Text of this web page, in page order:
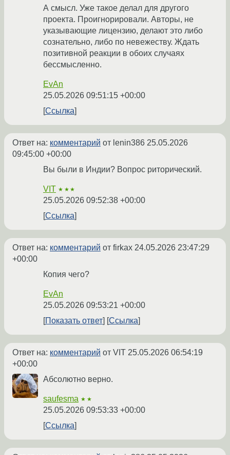
А смысл. Уже такое делал для другого
проекта. Проигнорировали. Авторы, не
указывающие лицензию, делают это либо
сознательно, либо по невежеству. Ждать
позитивной реакции в обоих случаях
бессмысленно.
EvAn
25.05.2026 09:51:15 +00:00
Ссылка
Ответ на: комментарий от lenin386 25.05.2026
09:45:00 +00:00
Вы были в Индии? Вопрос риторический.
VIT ★★★
25.05.2026 09:52:38 +00:00
Ссылка
Ответ на: комментарий от firkax 24.05.2026 23:47:29
+00:00
Копия чего?
EvAn
25.05.2026 09:53:21 +00:00
Показать ответ
Ссылка
Ответ на: комментарий от VIT 25.05.2026 06:54:19
+00:00
Абсолютно верно.
saufesma ★★
25.05.2026 09:53:33 +00:00
Ссылка